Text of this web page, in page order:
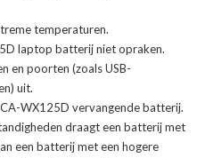
temperaturen.
laptop batterijniet opraken.
en poorten (zoals USB-
uit.
WX125D vervangende batterij.
draagt een batterij met
een batterij met een hogere